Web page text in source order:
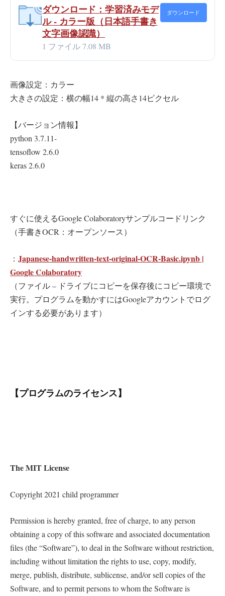
ダウンロード：学習済みモデ
ル - カラー版（日本語手書き
文字画像認識）
1 ファイル7.08 MB
ダウンロード
画像設定：カラー
大きさの設定：横の幅14 * 縦の高さ14ピクセル
【バージョン情報】
python 3.7.11-
tensoflow 2.6.0
keras 2.6.0
すぐに使えるGoogle Colaboratoryサンプルコードリンク
（手書きOCR：オープンソース）
： Japanese-handwritten-text-original-OCR-Basic.ipynb |
Google Colaboratory
（ファイル – ドライブにコピーを保存後にコピー環境で
実行。プログラムを動かすにはGoogleアカウントでログ
インする必要があります）
【プログラムのライセンス】
The MIT License
Copyright 2021 child programmer
Permission is hereby granted, free of charge, to any person
obtaining a copy of this software and associated documentation
files (the “Software”), to deal in the Software without restriction,
including without limitation the rights to use, copy, modify,
merge, publish, distribute, sublicense, and/or sell copies of the
Software, and to permit persons to whom the Software is